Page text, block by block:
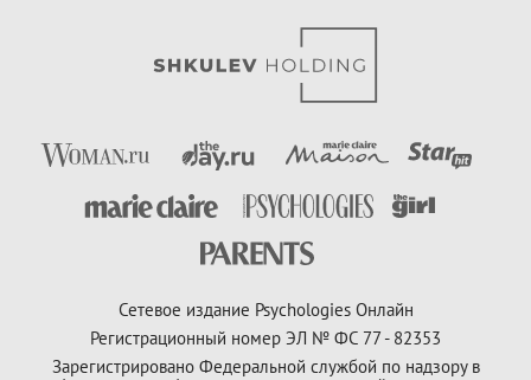
Сетевое издание Psychologies Онлайн
Регистрационный номер ЭЛ № ФС 77 - 82353
Зарегистрировано Федеральной службой по надзору в